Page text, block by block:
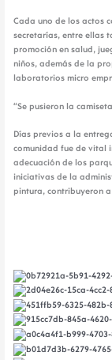
Cada uno de los actos
secretarías, entre ellas
promoción en salud,
niños, además de la
laboratorios micro
“Se pusieron la
Días previos a la
comunidad fue de vital
adecuación de los
iniciativas de la
pintura, contribuyeron